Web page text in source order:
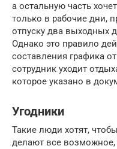
а остальную часть
только в рабочие дни,
отпуску два выходных
Однако это правило
составления графика
сотрудник уходит
которое указано в
Угодники
Такие люди хотят,
делают все